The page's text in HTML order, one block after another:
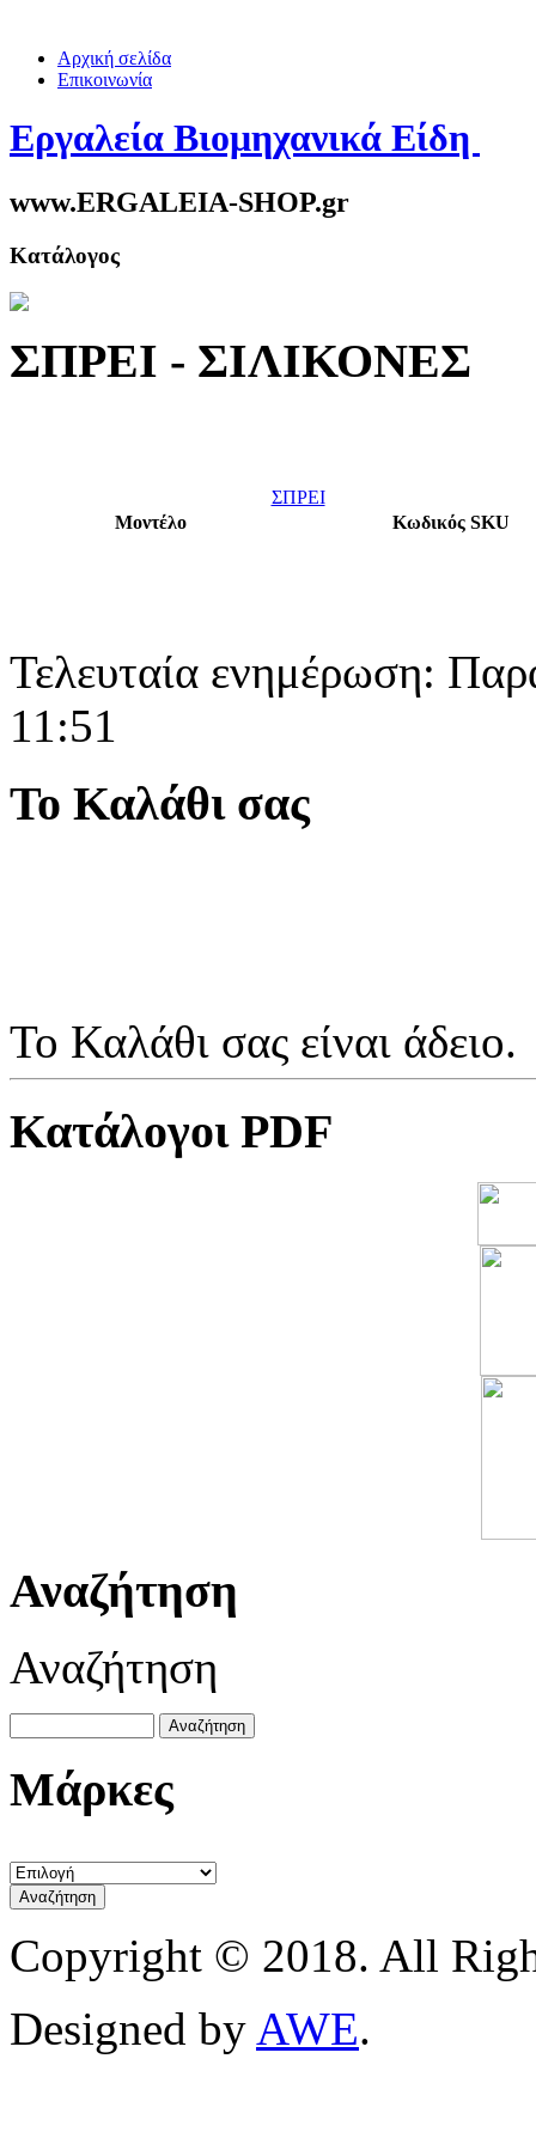
Αρχική σελίδα
Επικοινωνία
Εργαλεία Βιομηχανικά Είδη
www.ERGALEIA-SHOP.gr
Κατάλογος
ΣΠΡΕΙ - ΣΙΛΙΚΟΝΕΣ
ΣΠΡΕΙ
Μοντέλο
Κωδικός SKU
Τελευταία ενημέρωση:
11:51
Το Καλάθι σας
Το Καλάθι σας είναι άδειο.
Κατάλογοι PDF
Αναζήτηση
Αναζήτηση
Μάρκες
Copyright © 2018. All
Designed by AWE.